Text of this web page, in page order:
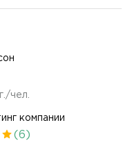
чел.
компании
(6)